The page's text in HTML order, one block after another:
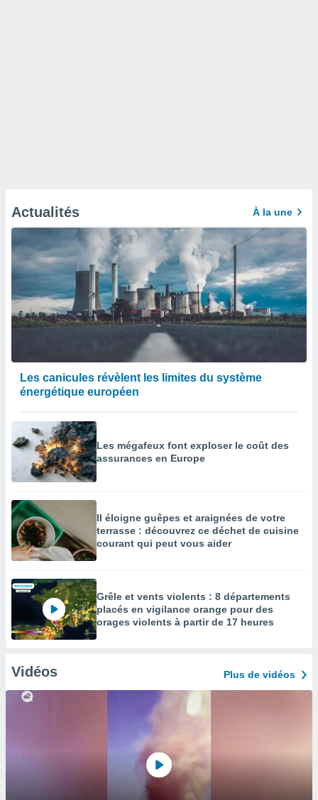
Actualités À la une
Les canicules révèlent les limites du système
énergétique européen
Les mégafeux font exploser le coût des
assurances en Europe
Il éloigne guêpes et araignées de votre
terrasse : découvrez ce déchet de cuisine
courant qui peut vous aider
Grêle et vents violents : 8 départements
placés en vigilance orange pour des
orages violents à partir de 17 heures
Vidéos Plus de vidéos